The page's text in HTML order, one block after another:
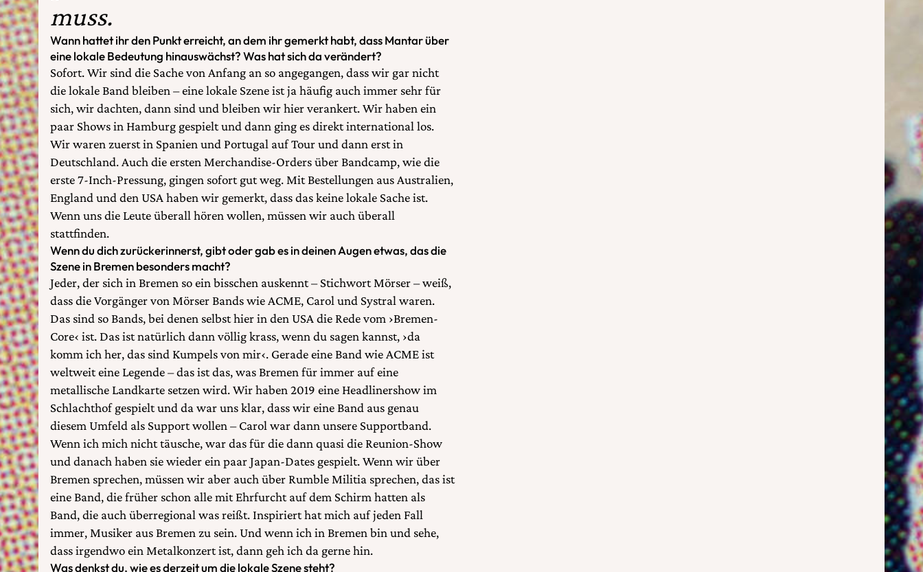
muss.
Wann hattet ihr den Punkt erreicht, an dem ihr gemerkt habt, dass Mantar über
eine lokale Bedeutung hinauswächst? Was hat sich da verändert?
Sofort. Wir sind die Sache von Anfang an so angegangen, dass wir gar nicht
die lokale Band bleiben – eine lokale Szene ist ja häufig auch immer sehr für
sich, wir dachten, dann sind und bleiben wir hier verankert. Wir haben ein
paar Shows in Hamburg gespielt und dann ging es direkt international los.
Wir waren zuerst in Spanien und Portugal auf Tour und dann erst in
Deutschland. Auch die ersten Merchandise-Orders über Bandcamp, wie die
erste 7-Inch-Pressung, gingen sofort gut weg. Mit Bestellungen aus Australien,
England und den USA haben wir gemerkt, dass das keine lokale Sache ist.
Wenn uns die Leute überall hören wollen, müssen wir auch überall
stattfinden.
Wenn du dich zurückerinnerst, gibt oder gab es in deinen Augen etwas, das die
Szene in Bremen besonders macht?
Jeder, der sich in Bremen so ein bisschen auskennt – Stichwort Mörser – weiß,
dass die Vorgänger von Mörser Bands wie ACME, Carol und Systral waren.
Das sind so Bands, bei denen selbst hier in den USA die Rede vom ›Bremen-
Core‹ ist. Das ist natürlich dann völlig krass, wenn du sagen kannst, ›da
komm ich her, das sind Kumpels von mir‹. Gerade eine Band wie ACME ist
weltweit eine Legende – das ist das, was Bremen für immer auf eine
metallische Landkarte setzen wird. Wir haben 2019 eine Headlinershow im
Schlachthof gespielt und da war uns klar, dass wir eine Band aus genau
diesem Umfeld als Support wollen – Carol war dann unsere Supportband.
Wenn ich mich nicht täusche, war das für die dann quasi die Reunion-Show
und danach haben sie wieder ein paar Japan-Dates gespielt. Wenn wir über
Bremen sprechen, müssen wir aber auch über Rumble Militia sprechen, das ist
eine Band, die früher schon alle mit Ehrfurcht auf dem Schirm hatten als
Band, die auch überregional was reißt. Inspiriert hat mich auf jeden Fall
immer, Musiker aus Bremen zu sein. Und wenn ich in Bremen bin und sehe,
dass irgendwo ein Metalkonzert ist, dann geh ich da gerne hin.
Was denkst du, wie es derzeit um die lokale Szene steht?